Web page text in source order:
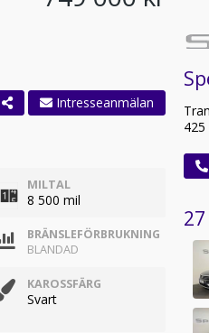
Intresseanmälan
MILTAL
8 500 mil
BRÄNSLEFÖRBRUKNING
BLANDAD
KAROSSFÄRG
Svart
425